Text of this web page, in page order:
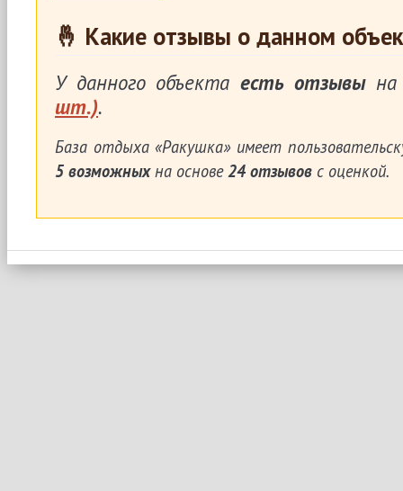
🤞 Какие отзывы о данном
У данного объекта есть отзывына
шт.).
База отдыха «Ракушка»имеет
5 возможныхна основе24 отзывов с оценкой.